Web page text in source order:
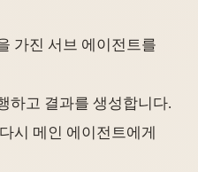
가진 서브 에이전트를
하고 결과를 생성합니다.
시 메인 에이전트에게